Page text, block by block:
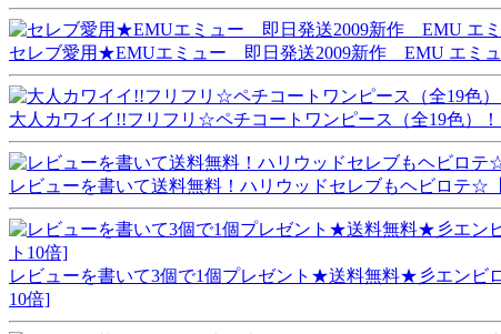
セレブ愛用★EMUエミュー 即日発送2009新作 EMU エミュ
大人カワイイ!!フリフリ☆ペチコートワンピース（全19色）！
レビューを書いて送料無料！ハリウッドセレブもヘビロテ☆
レビューを書いて3個で1個プレゼント★送料無料★彡エンビ
10倍]